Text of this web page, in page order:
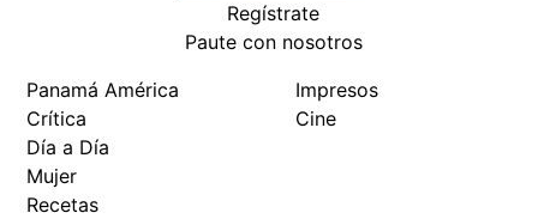
Regístrate
Paute con nosotros
Panamá América
Crítica
Día a Día
Mujer
Recetas
Impresos
Cine